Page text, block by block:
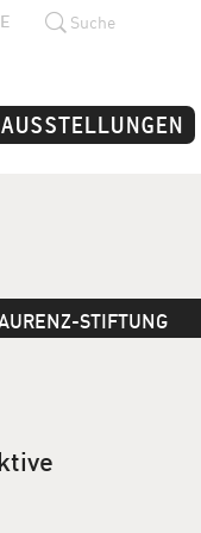
Suche
AUSSTELLUNGEN
STIFTUNG